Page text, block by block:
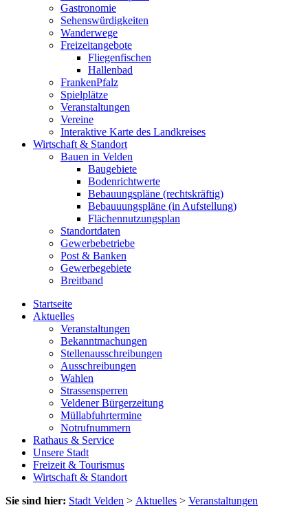
Gastronomie
Sehenswürdigkeiten
Wanderwege
Freizeitangebote
Fliegenfischen
Hallenbad
FrankenPfalz
Spielplätze
Veranstaltungen
Vereine
Interaktive Karte des Landkreises
Wirtschaft & Standort
Bauen in Velden
Baugebiete
Bodenrichtwerte
Bebauungspläne (rechtskräftig)
Bebauuungspläne (in Aufstellung)
Flächennutzungsplan
Standortdaten
Gewerbebetriebe
Post & Banken
Gewerbegebiete
Breitband
Startseite
Aktuelles
Veranstaltungen
Bekanntmachungen
Stellenausschreibungen
Ausschreibungen
Wahlen
Strassensperren
Veldener Bürgerzeitung
Müllabfuhrtermine
Notrufnummern
Rathaus & Service
Unsere Stadt
Freizeit & Tourismus
Wirtschaft & Standort
Sie sind hier: Stadt Velden > Aktuelles > Veranstaltungen